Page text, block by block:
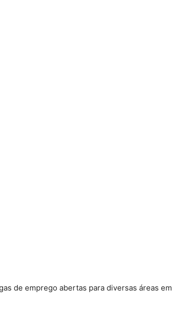
de emprego abertas para diversas áreas em